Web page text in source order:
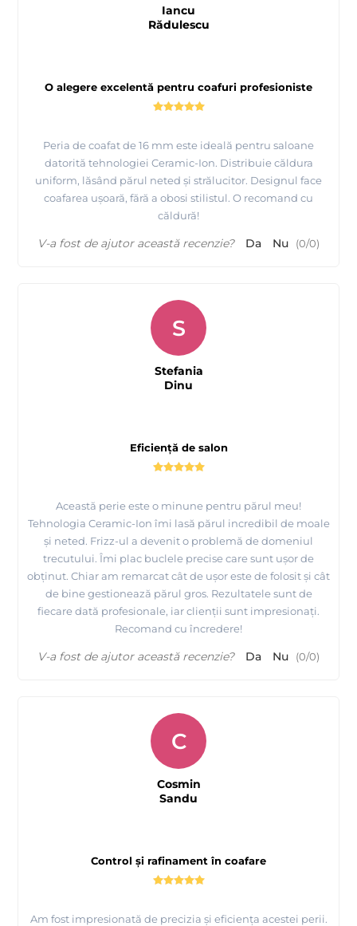
O alegere excelentă pentru coafuri profesioniste
Peria de coafat de 16 mm este ideală pentru saloane
datorită tehnologiei Ceramic-Ion. Distribuie căldura
uniform, lăsând părul neted și strălucitor. Designul face
coafarea ușoară, fără a obosi stilistul. O recomand cu
căldură!
Iancu
Rădulescu
V-a fost de ajutor această recenzie? Da Nu (0/0)
Eficiență de salon
Această perie este o minune pentru părul meu!
Tehnologia Ceramic-Ion îmi lasă părul incredibil de moale
și neted. Frizz-ul a devenit o problemă de domeniul
trecutului. Îmi plac buclele precise care sunt ușor de
obținut. Chiar am remarcat cât de ușor este de folosit și cât
de bine gestionează părul gros. Rezultatele sunt de
fiecare dată profesionale, iar clienții sunt impresionați.
Recomand cu încredere!
S
Stefania
Dinu
V-a fost de ajutor această recenzie? Da Nu (0/0)
Control și rafinament în coafare
Am fost impresionată de precizia și eficiența acestei perii.
C
Cosmin
Sandu